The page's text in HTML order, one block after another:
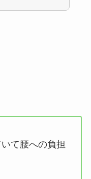
て腰への負担